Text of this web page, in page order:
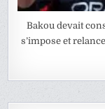
Bakou devait
s’impose et